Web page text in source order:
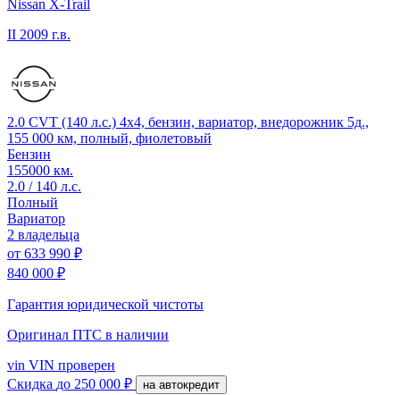
Nissan X-Trail
II 2009 г.в.
2.0 CVT (140 л.с.) 4x4, бензин, вариатор, внедорожник 5д.,
155 000 км, полный, фиолетовый
Бензин
155000 км.
2.0 / 140 л.с.
Полный
Вариатор
2 владельца
от 633 990 ₽
840 000 ₽
Гарантия юридической чистоты
Оригинал ПТС в наличии
vin VIN проверен
Скидка до 250 000 ₽ на автокредит